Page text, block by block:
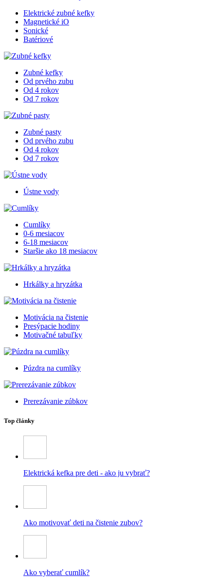
Elektrické zubné kefky
Magnetické iO
Sonické
Batériové
Zubné kefky
Od prvého zubu
Od 4 rokov
Od 7 rokov
Zubné pasty
Od prvého zubu
Od 4 rokov
Od 7 rokov
Ústne vody
Cumlíky
0-6 mesiacov
6-18 mesiacov
Staršie ako 18 mesiacov
Hrkálky a hryzátka
Motivácia na čistenie
Presýpacie hodiny
Motivačné tabuľky
Púzdra na cumlíky
Prerezávanie zúbkov
Top články
Elektrická kefka pre deti - ako ju vybrať?
Ako motivovať deti na čistenie zubov?
Ako vyberať cumlík?